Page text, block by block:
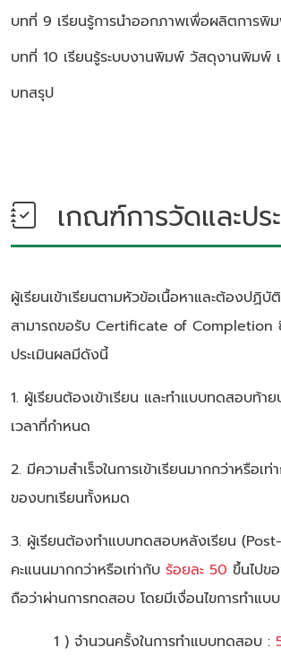
บทที่ 9 เรียนรู้การนำออกภาพเพื่อผลิตการพิ
บทที่ 10 เรียนรู้ระบบงานพิมพ์ วัสดุงานพิมพ์
บทสรุป
เกณฑ์การวัดและปร
ผู้เรียนเข้าเรียนตามหัวข้อเนื้อหาและต้องปฏิบั
สามารถขอรับ Certificate of Completion
ประเมินผลมีดังนี้
1. ผู้เรียนต้องเข้าเรียน และทำแบบทดสอบท้า
เวลาที่กำหนด
2. มีความสำเร็จในการเข้าเรียนมากกว่าหรือเท่
ของบทเรียนทั้งหมด
3. ผู้เรียนต้องทำแบบทดสอบหลังเรียน
คะแนนมากกว่าหรือเท่ากับ ร้อยละ 50 ขึ้นไปข
ถือว่าผ่านการทดสอบ โดยมีเงื่อนไขการทำแ
1 ) จำนวนครั้งในการทำแบบทดสอบ :